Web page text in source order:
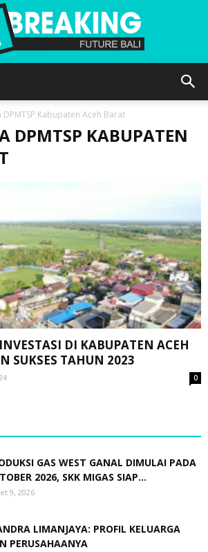
DPMTSP Kabupaten Aceh Barat
DPMTSP KABUPATEN
DI KABUPATEN ACEH
SUKSES TAHUN 2023
0
GAS WEST GANAL DIMULAI PADA
2026, SKK MIGAS SIAP...
9, 2026
LIMANJAYA: PROFIL KELUARGA
PERUSAHAANYA